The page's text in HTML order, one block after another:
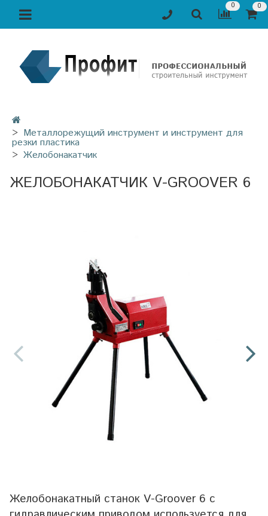
0 0
Металлорежущий инструмент и инструмент для
резки пластика
Желобонакатчик
ЖЕЛОБОНАКАТЧИК V-GROOVER 6
Желобонакатный станок V-Groover 6 с